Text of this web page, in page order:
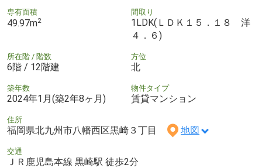
専有面積
49.97m2
間取り
1LDK(ＬＤＫ１５．１８ 洋
４．６)
所在階 / 階数
6階 / 12階建
方位
北
築年数
2024年1月(築2年8ヶ月)
物件タイプ
賃貸マンション
住所
福岡県北九州市八幡西区黒崎３丁目 地図
交通
ＪＲ鹿児島本線 黒崎駅 徒歩2分